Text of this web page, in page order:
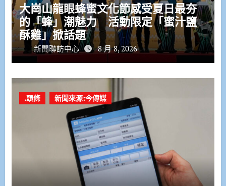
大崗山龍眼蜂蜜文化節感受夏日最夯
的「蜂」潮魅力 活動限定「蜜汁鹽
酥雞」掀話題
新聞聯訪中心 8 月 8, 2026
.頭條 新聞來源:今傳媒